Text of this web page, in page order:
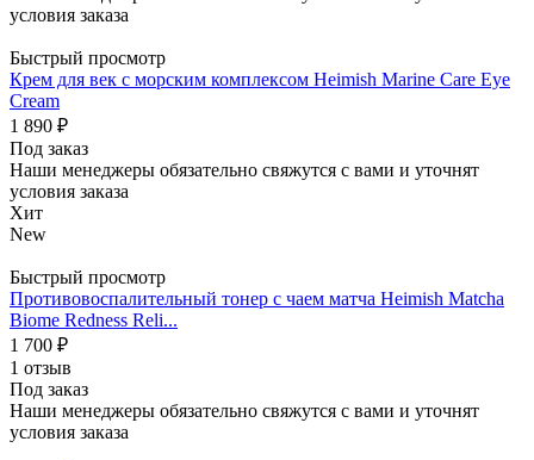
условия заказа
Быстрый просмотр
Крем для век с морским комплексом Heimish Marine Care Eye
Cream
1 890 ₽
Под заказ
Наши менеджеры обязательно свяжутся с вами и уточнят
условия заказа
Хит
New
Быстрый просмотр
Противовоспалительный тонер с чаем матча Heimish Matcha
Biome Redness Reli...
1 700 ₽
1 отзыв
Под заказ
Наши менеджеры обязательно свяжутся с вами и уточнят
условия заказа